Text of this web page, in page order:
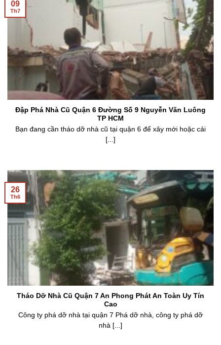
Đập Phá Nhà Cũ Quận 6 Đường Số 9 Nguyễn Văn Luông
TP HCM
Bạn đang cần tháo dỡ nhà cũ tại quận 6 để xây mới hoặc cải
09
Tháo Dỡ Nhà Cũ Quận 7 An Phong Phát An Toàn Uy Tín
Cao
Công ty phá dỡ nhà tại quận 7 Phá dỡ nhà, công ty phá dỡ
26